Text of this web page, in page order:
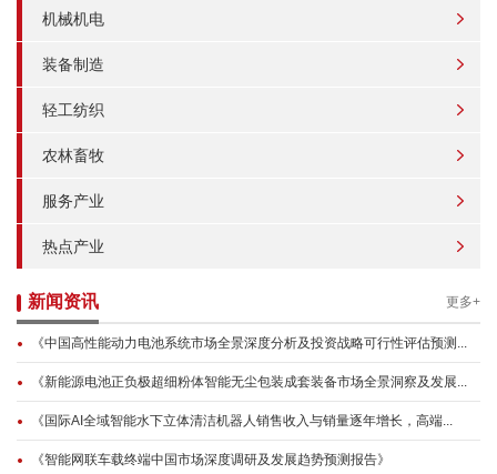
机械机电
装备制造
轻工纺织
农林畜牧
服务产业
热点产业
新闻资讯 更多+
《中国高性能动力电池系统市场全景深度分析及投资战略可行性评估预测...
《新能源电池正负极超细粉体智能无尘包装成套装备市场全景洞察及发展...
《国际AI全域智能水下立体清洁机器人销售收入与销量逐年增长，高端...
《智能网联车载终端中国市场深度调研及发展趋势预测报告》